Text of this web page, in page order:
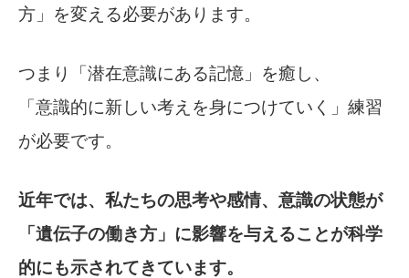
方」を変える必要があります。
つまり「潜在意識にある記憶」を癒し、
「意識的に新しい考えを身につけていく」練習
が必要です。
近年では、私たちの思考や感情、意識の状態が
「遺伝子の働き方」に影響を与えることが科学
的にも示されてきています。